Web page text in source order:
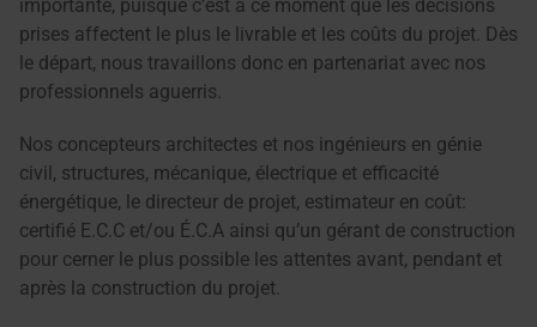
importante, puisque c’est à ce moment que les décisions
prises affectent le plus le livrable et les coûts du projet. Dès
le départ, nous travaillons donc en partenariat avec nos
professionnels aguerris.
Nos concepteurs architectes et nos ingénieurs en génie
civil, structures, mécanique, électrique et efficacité
énergétique, le directeur de projet, estimateur en coût:
certifié E.C.C et/ou É.C.A ainsi qu’un gérant de construction
pour cerner le plus possible les attentes avant, pendant et
après la construction du projet.